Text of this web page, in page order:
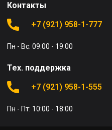
Контакты
+7 (921) 958-1-777
Пн - Вс: 09:00 - 19:00
Тех. поддержка
+7 (921) 958-1-555
Пн - Пт: 10:00 - 18:00